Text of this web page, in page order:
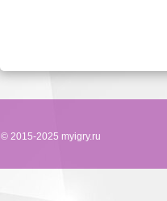
© 2015-2025 myigry.ru